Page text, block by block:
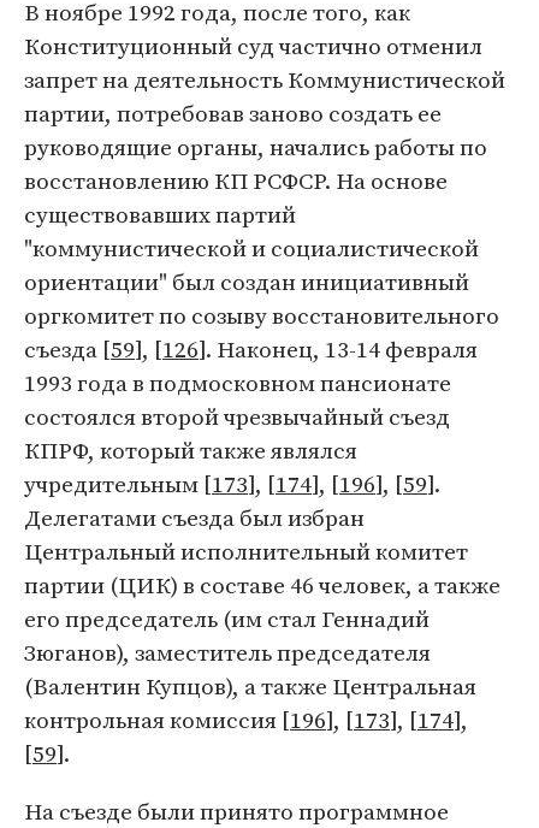
В ноябре 1992 года, после того, как
Конституционный суд частично отменил
запрет на деятельность Коммунистической
партии, потребовав заново создать ее
руководящие органы, начались работы по
восстановлению КП РСФСР. На основе
существовавших партий
"коммунистической и социалистической
ориентации" был создан инициативный
оргкомитет по созыву восстановительного
съезда [59], [126]. Наконец, 13-14 февраля
1993 года в подмосковном пансионате
состоялся второй чрезвычайный съезд
КПРФ, который также являлся
учредительным [173], [174], [196], [59].
Делегатами съезда был избран
Центральный исполнительный комитет
партии (ЦИК) в составе 46 человек, а также
его председатель (им стал Геннадий
Зюганов), заместитель председателя
(Валентин Купцов), а также Центральная
контрольная комиссия [196], [173], [174],
[59].
На съезде были принято программное